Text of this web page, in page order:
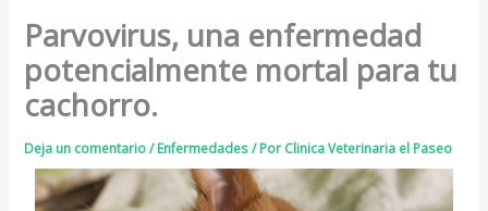
Parvovirus, una enfermedad
potencialmente mortal para tu
cachorro.
Deja un comentario /Enfermedades/ Por Clinica Veterinaria el Paseo